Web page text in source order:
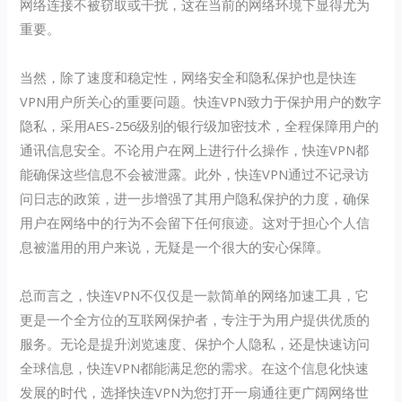
网络连接不被窃取或干扰，这在当前的网络环境下显得尤为
重要。
当然，除了速度和稳定性，网络安全和隐私保护也是快连
VPN用户所关心的重要问题。快连VPN致力于保护用户的数字
隐私，采用AES-256级别的银行级加密技术，全程保障用户的
通讯信息安全。不论用户在网上进行什么操作，快连VPN都
能确保这些信息不会被泄露。此外，快连VPN通过不记录访
问日志的政策，进一步增强了其用户隐私保护的力度，确保
用户在网络中的行为不会留下任何痕迹。这对于担心个人信
息被滥用的用户来说，无疑是一个很大的安心保障。
总而言之，快连VPN不仅仅是一款简单的网络加速工具，它
更是一个全方位的互联网保护者，专注于为用户提供优质的
服务。无论是提升浏览速度、保护个人隐私，还是快速访问
全球信息，快连VPN都能满足您的需求。在这个信息化快速
发展的时代，选择快连VPN为您打开一扇通往更广阔网络世